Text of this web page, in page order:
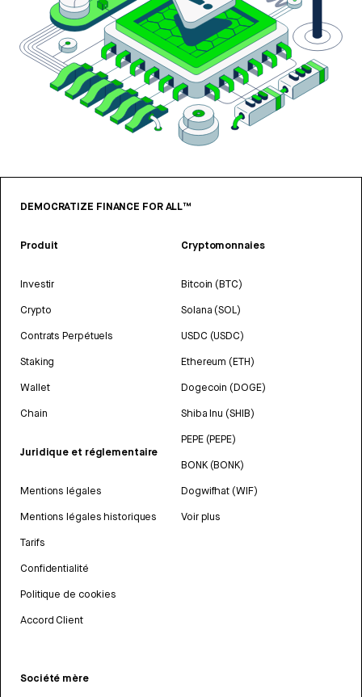
DEMOCRATIZE FINANCE FOR ALL™
Produit
Investir
Crypto
Contrats Perpétuels
Staking
Wallet
Chain
Juridique et réglementaire
Mentions légales
Mentions légales historiques
Tarifs
Confidentialité
Politique de cookies
Accord Client
Cryptomonnaies
Bitcoin (BTC)
Solana (SOL)
USDC (USDC)
Ethereum (ETH)
Dogecoin (DOGE)
Shiba Inu (SHIB)
PEPE (PEPE)
BONK (BONK)
Dogwifhat (WIF)
Voir plus
Société mère